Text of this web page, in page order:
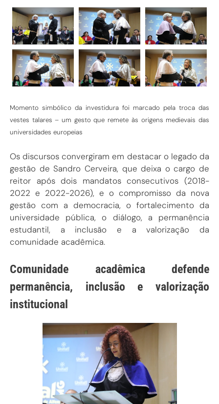
Momento simbólico da investidura foi marcado pela troca das
vestes talares – um gesto que remete às origens medievais das
universidades europeias
Os discursos convergiram em destacar o legado da
gestão de Sandro Cerveira, que deixa o cargo de
reitor após dois mandatos consecutivos (2018-
2022 e 2022-2026), e o compromisso da nova
gestão com a democracia, o fortalecimento da
universidade pública, o diálogo, a permanência
estudantil, a inclusão e a valorização da
comunidade acadêmica.
Comunidade acadêmica defende
permanência, inclusão e valorização
institucional